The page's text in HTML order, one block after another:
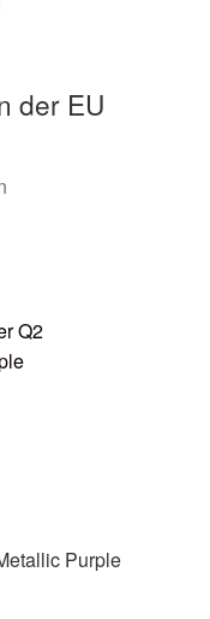
der EU
Purple